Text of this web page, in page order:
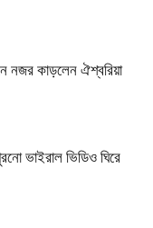
নজর কাড়লেন ঐশ্বরিয়া
ভাইরাল ভিডিও ঘিরে